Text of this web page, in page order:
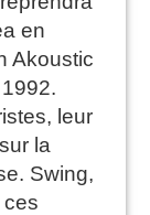
en
Akoustic
leur
la
Swing,
ces